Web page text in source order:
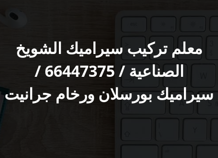
معلم تركيب سيراميك الشويخ
الصناعية / 66447375 /
سيراميك بورسلان ورخام جرانيت